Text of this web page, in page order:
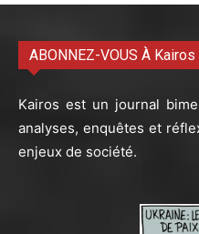
ABONNEZ-VOUS À Kairos
Kairos est un journal
analyses, enquêtes et
enjeux de société.